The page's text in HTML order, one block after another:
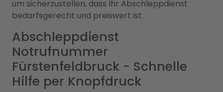
um sicherzustellen, dass Ihr Abschleppdienst
bedarfsgerecht und preiswert ist.
Abschleppdienst
Notrufnummer
Fürstenfeldbruck - Schnelle
Hilfe per Knopfdruck